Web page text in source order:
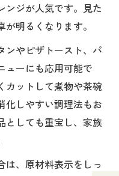
ンジが人気です。見た
明るくなります。
ンやピザトースト、パ
ューにも応用可能で
カットして煮物や茶碗
化しやすい調理法もお
としても重宝し、家族
は、原材料表示をしっ